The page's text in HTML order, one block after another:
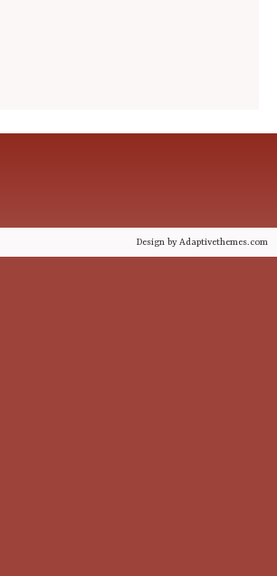
Design by Adaptivethemes.com